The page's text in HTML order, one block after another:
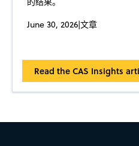
June 30, 2026|文章
Read the CAS Insights